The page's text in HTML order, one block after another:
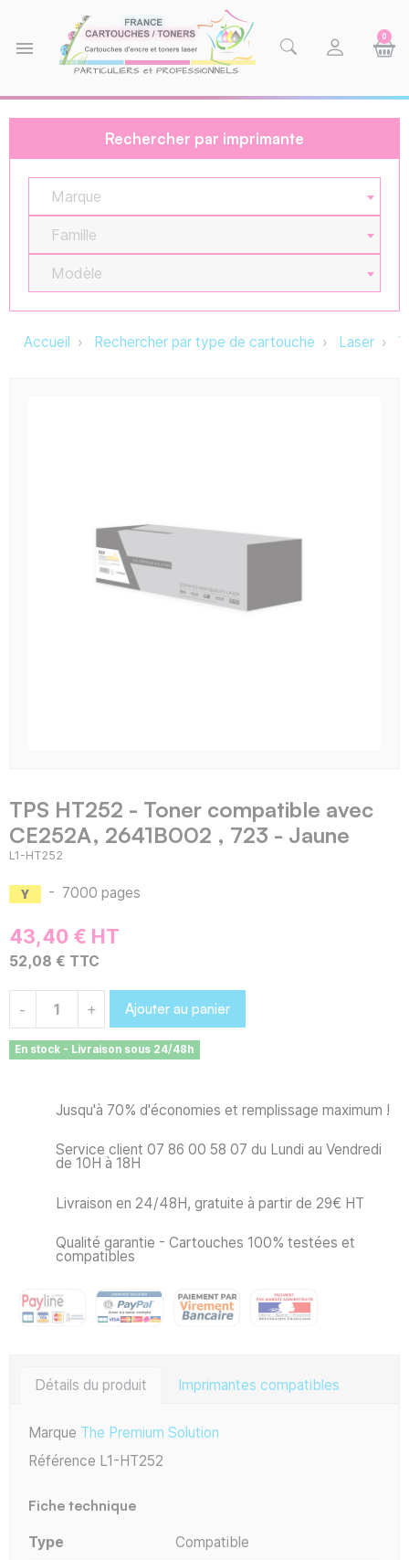
menu
0
Rechercher par imprimante
Marque
Famille
Modèle
Accueil Rechercher par type de cartouche Laser
TPS HT252 - Toner compatible avec
CE252A, 2641B002 , 723 - Jaune
L1-HT252
- 7000 pages
43,40 € HT
52,08 € TTC
- + Ajouter au panier
En stock - Livraison sous 24/48h
Jusqu'à 70% d'économies et remplissage maximum !
Service client 07 86 00 58 07 du Lundi au Vendredi
de 10H à 18H
Livraison en 24/48H, gratuite à partir de 29€ HT
Qualité garantie - Cartouches 100% testées et
compatibles
Détails du produit Imprimantes compatibles
Marque The Premium Solution
Référence L1-HT252
Fiche technique
Type Compatible